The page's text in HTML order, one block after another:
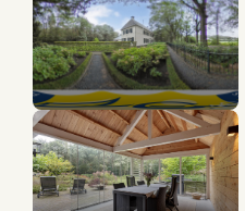
20 panorama's